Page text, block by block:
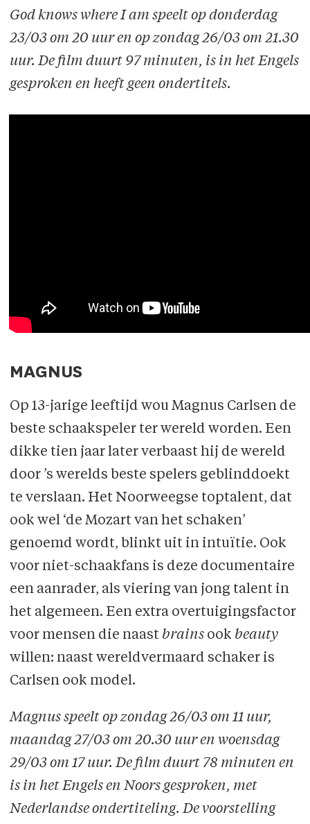
God knows where I am speelt op donderdag
23/03 om 20 uur en op zondag 26/03 om 21.30
uur. De film duurt 97 minuten, is in het Engels
gesproken en heeft geen ondertitels.
MAGNUS
Op 13-jarige leeftijd wou Magnus Carlsen de
beste schaakspeler ter wereld worden. Een
dikke tien jaar later verbaast hij de wereld
door ’s werelds beste spelers geblinddoekt
te verslaan. Het Noorweegse toptalent, dat
ook wel ‘de Mozart van het schaken’
genoemd wordt, blinkt uit in intuïtie. Ook
voor niet-schaakfans is deze documentaire
een aanrader, als viering van jong talent in
het algemeen. Een extra overtuigingsfactor
voor mensen die naast brainsook beauty
willen: naast wereldvermaard schaker is
Carlsen ook model.
Magnus speelt op zondag 26/03 om 11 uur,
maandag 27/03 om 20.30 uur en woensdag
29/03 om 17 uur. De film duurt 78 minuten en
is in het Engels en Noors gesproken, met
Nederlandse ondertiteling. De voorstelling